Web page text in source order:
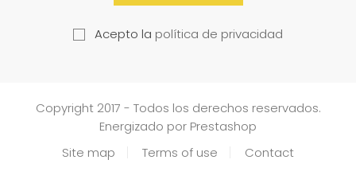
Acepto la política de privacidad
Copyright 2017 - Todos los derechos reservados.
Energizado por Prestashop
Site map
Terms of use Contact